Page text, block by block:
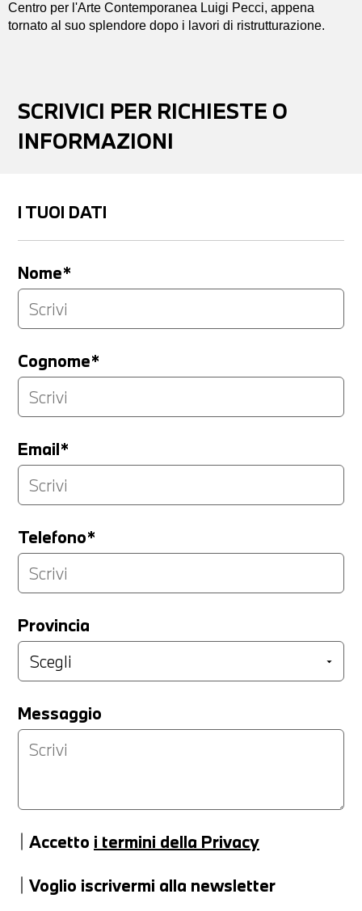
Centro per l'Arte Contemporanea Luigi Pecci, appena
tornato al suo splendore dopo i lavori di ristrutturazione.
SCRIVICI PER RICHIESTE O
INFORMAZIONI
I TUOI DATI
Nome*
Cognome*
Email*
Telefono*
Provincia
Messaggio
Accetto i termini della Privacy
Voglio iscrivermi alla newsletter